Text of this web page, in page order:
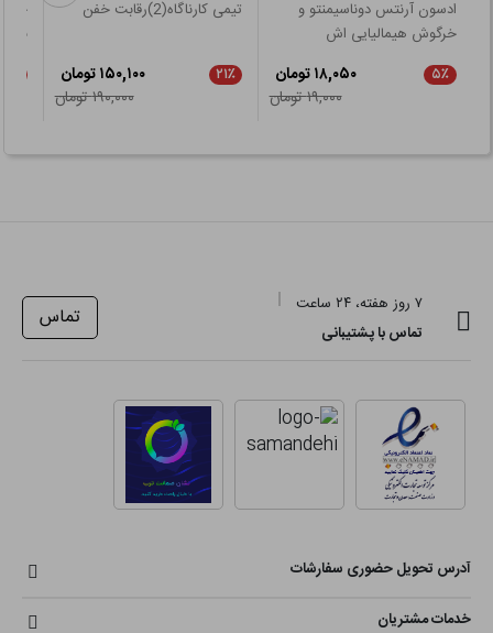
ادسون آرنتس دوناسیمنتو و
خرگوش هیمالیایی اش
۵٪
۱۸,۰۵۰ تومان
۱۹,۰۰۰ تومان
تیمی کارناگاه(2)رقابت خفن
۲۱٪
۱۵۰,۱۰۰ تومان
۱۹۰,۰۰۰ تومان
۷ روز هفته، ۲۴ ساعت
تماس با پشتیبانی
تماس
آدرس تحویل حضوری سفارشات
خدمات مشتریان